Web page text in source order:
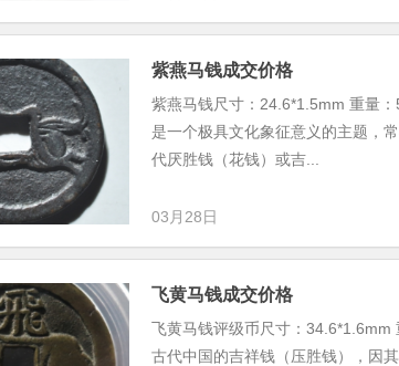
紫燕马钱成交价格
紫燕马钱尺寸：24.6*1.5mm 重量
是一个极具文化象征意义的主题，
代厌胜钱（花钱）或吉...
03月28日
飞黄马钱成交价格
飞黄马钱评级币尺寸：
古代中国的吉祥钱​（压胜钱），因